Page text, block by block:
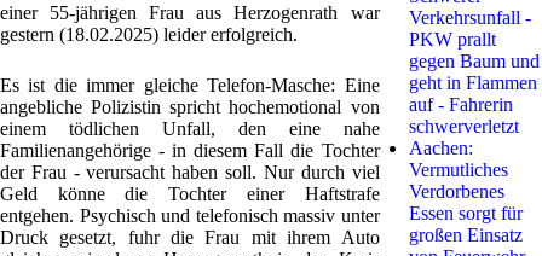
einer 55-jährigen Frau aus Herzogenrath war
gestern (18.02.2025) leider erfolgreich.
Es ist die immer gleiche Telefon-Masche: Eine
angebliche Polizistin spricht hochemotional von
einem tödlichen Unfall, den eine nahe
Familienangehörige - in diesem Fall die Tochter
der Frau - verursacht haben soll. Nur durch viel
Geld könne die Tochter einer Haftstrafe
entgehen. Psychisch und telefonisch massiv unter
Druck gesetzt, fuhr die Frau mit ihrem Auto
Verkehrsunfall -
PKW prallt
gegen Baum und
geht in Flammen
auf - Fahrerin
schwerverletzt
Aachen:
Vermutliches
Verdorbenes
Essen sorgt für
großen Einsatz